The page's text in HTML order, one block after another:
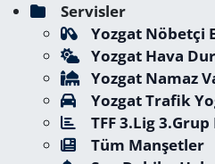
Servisler
Yozgat Nöbetçi
Yozgat Hava
Yozgat Namaz
Yozgat Trafik
TFF 3.Lig
Tüm Manşetler